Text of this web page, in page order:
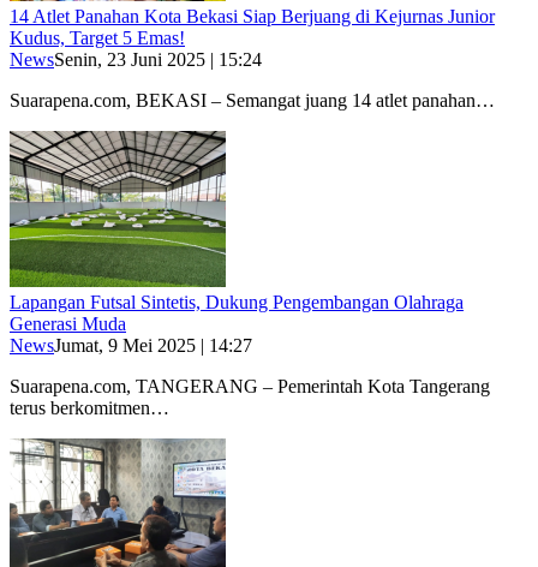
14 Atlet Panahan Kota Bekasi Siap Berjuang di Kejurnas Junior
Kudus, Target 5 Emas!
NewsSenin, 23 Juni 2025 | 15:24
Suarapena.com, BEKASI – Semangat juang 14 atlet panahan…
Lapangan Futsal Sintetis, Dukung Pengembangan Olahraga
Generasi Muda
NewsJumat, 9 Mei 2025 | 14:27
Suarapena.com, TANGERANG – Pemerintah Kota Tangerang
terus berkomitmen…